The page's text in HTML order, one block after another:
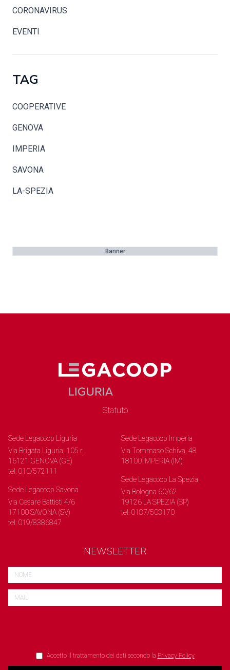
CORONAVIRUS
EVENTI
TAG
COOPERATIVE
GENOVA
IMPERIA
SAVONA
LA-SPEZIA
Banner
Statuto
Sede Legacoop Liguria
Via Brigata Liguria, 105 r.
16121 GENOVA (GE)
tel: 010/572111
Sede Legacoop Savona
Via Cesare Battisti 4/6
17100 SAVONA (SV)
tel: 019/8386847
Sede Legacoop Imperia
Via Tommaso Schiva, 48
18100 IMPERIA (IM)
Sede Legacoop La Spezia
Via Bologna 60/62
19126 LA SPEZIA (SP)
tel: 0187/503170
NEWSLETTER
Accetto il trattamento dei dati secondo la Privacy Policy